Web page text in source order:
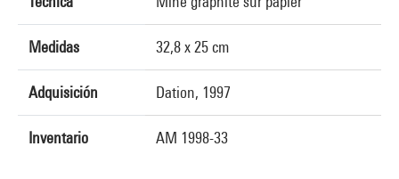
Medidas 32,8 x 25 cm
Adquisición Dation, 1997
Inventario AM 1998-33